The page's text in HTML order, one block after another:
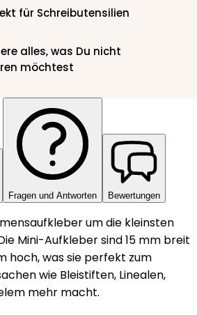
für Schreibutensilien
alles, was Du nicht
möchtest
Fragen und Antworten Bewertungen
um die kleinsten
Mini-Aufkleber sind 15 mm breit
hoch, was sie perfekt zum
wie Bleistiften, Linealen,
mehr macht.